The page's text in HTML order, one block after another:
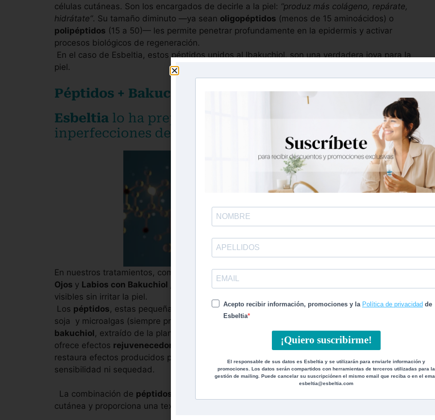
células cutáneas. Son los encargados de decirle a la piel: “produz más colágeno, repárate,
hidrátate”. Su tamaño diminuto —ya sean oligopéptidos (menos de 15 aminoácidos) o
polipéptidos (15 a 50)— les permite penetrar profundamente en la epidermis y activar
procesos biológicos de regeneración.
En el caso de Esbeltia, estos péptidos unidos al lbakuchiol, son una verdadera joya para la
piel.
Péptidos + Bakuchiol, la sinergia perfecta en la piel.
Esbeltia lo ha preparado para mejorar todas las
inperfecciones de la piel
En nuestros tratamientos, como el Suero de Péptidos y Retinol Naturalo elContorno de
Ojos y Labios con Bakuchiol ,
unimos lo mejor de la naturaleza para potenciar resultados
visibles sin irritar la piel.
Los péptidos, estas pequeñas moléculas son extraidos de plantas como: avena, arroz,
soja y microalgas (siempre presente en Esbeltia gracias a sus dotes de antioxidantes). El
bakuchiol, extraído de la planta , es el equivalente vegetal alretinol:
ofrece efectos rejuvenecedores
, mejora líneas de expresaión, difumina el tono de la piel y
restaura efectos producidos por el sol. Es un rejuvenecedeor cutáneo, sin causar
sensibilidad ni sequedad.
La combinación de péptidos
cutánea y proporciona una textura más firme, luminosa y uniforme.
Acepto recibir información, promociones y la Política de privacidad de
Esbeltia
¡Quiero suscribirme!
El responsable de sus datos es Esbeltia y se utilizarán para enviarle información y
promociones. Los datos serán compartidos con herramientas de terceros utilizadas para la
gestión de mailing. Puede cancelar su suscripciónen el mismo email que reciba o en el
esbeltia@esbeltia.com